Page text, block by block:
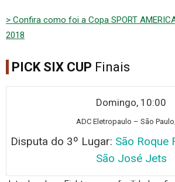
> Confira como foi a Copa SPORT
2018
PICK SIX CUP Finais
Domingo, 10:00
ADC Eletropaulo – São
Disputa do 3º Lugar: São Roque
São José Jets